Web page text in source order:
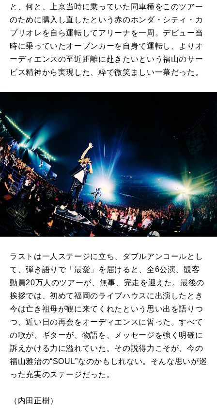
と、何と、上京当時に乗っていた同車種をこのツアー
のために購入し直したという赤のホンダ・シティ・カ
ブリオレを自ら運転してアリーナを一周。デビュー当
時に乗っていたオープンカーを自身で運転し、よりオ
ーディエンスの至近距離に赴きたいという福山のサー
ビス精神から実現した、粋で微笑ましい一幕だった。
ラストは一人ステージに立ち、ダブルアンコールとし
て、弾き語りで「最愛」を届けると、全6公演、観客
動員20万人のツアーが、無事、完走を迎えた。最後の
挨拶では、初めて福岡のライブハウスに出演したとき
今は亡き祖母が観に来てくれたという思い出を語りつ
つ、近い日の再会をオーディエンスに誓った。すべて
の歌が、ギターが、物語を、メッセージを強く明確に
訴えかける力に溢れていた。その説得力こそが、今の
福山雅治の“SOUL”なのかもしれない。そんな思いが巡
った充実のステージだった。
（内田正樹）